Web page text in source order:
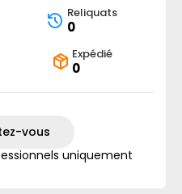
Reliquats
0
Expédié
0
vous
uniquement